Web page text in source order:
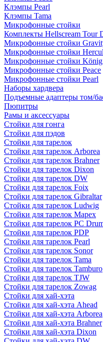
Клэмпы Pearl
Клэмпы Tama
Микрофонные стойки
Комплекты Hellscream Tour
Микрофонные стойки
Микрофонные стойки
Микрофонные стойки
Микрофонные стойки Peace
Микрофонные стойки Pearl
Наборы хардвера
Подъемные адаптеры том/
Пюпитры
Рамы и аксессуары
Стойки для гонга
Стойки для пэдов
Стойки для тарелок
Стойки для тарелок Arborea
Стойки для тарелок Brahner
Стойки для тарелок Dixon
Стойки для тарелок DW
Стойки для тарелок Foix
Стойки для тарелок Gibraltar
Стойки для тарелок Ludwig
Стойки для тарелок Mapex
Стойки для тарелок PC
Стойки для тарелок PDP
Стойки для тарелок Pearl
Стойки для тарелок Sonor
Стойки для тарелок Tama
Стойки для тарелок Tamburo
Стойки для тарелок TJW
Стойки для тарелок Zowag
Стойки для хай-хэта
Стойки для хай-хэта Ahead
Стойки для хай-хэта Arborea
Стойки для хай-хэта Brahner
Стойки для хай-хэта Dixon